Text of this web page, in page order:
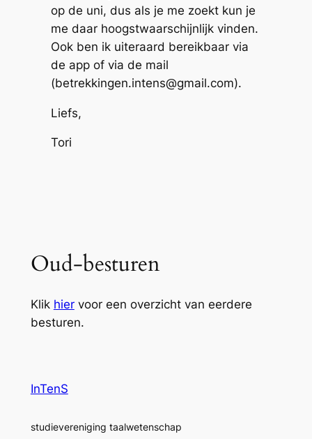
op de uni, dus als je me zoekt kun je
me daar hoogstwaarschijnlijk vinden.
Ook ben ik uiteraard bereikbaar via
de app of via de mail
(betrekkingen.intens@gmail.com).
Liefs,
Tori
Oud-besturen
Klik hiervoor een overzicht van eerdere
besturen.
InTenS
studievereniging taalwetenschap